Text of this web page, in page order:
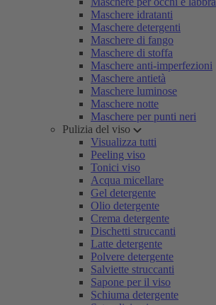
Maschere idratanti
Maschere detergenti
Maschere di fango
Maschere di stoffa
Maschere anti-imperfezioni
Maschere antietà
Maschere luminose
Maschere notte
Maschere per punti neri
Pulizia del viso
Visualizza tutti
Peeling viso
Tonici viso
Acqua micellare
Gel detergente
Olio detergente
Crema detergente
Dischetti struccanti
Latte detergente
Polvere detergente
Salviette struccanti
Sapone per il viso
Schiuma detergente